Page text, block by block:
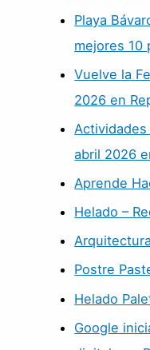
Playa
mejores 10
Vuelve la
2026 en
abril 2026
Aprende
Helado –
Postre
Helado
Google